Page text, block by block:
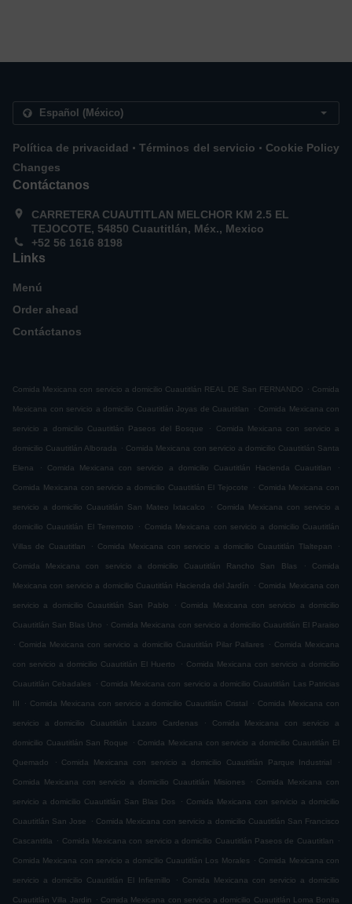
Política de privacidad . Términos del servicio . Cookie Policy
Changes
Contáctanos
CARRETERA CUAUTITLAN MELCHOR KM 2.5 EL
TEJOCOTE, 54850 Cuautitlán, Méx., Mexico
+52 56 1616 8198
Links
Menú
Order ahead
Contáctanos
Comida Mexicana con servicio a domicilio Cuautitlán REAL DE San FERNANDO . Comida
Mexicana con servicio a domicilio Cuautitlán Joyas de Cuautitlan . Comida Mexicana con
servicio a domicilio Cuautitlán Paseos del Bosque . Comida Mexicana con servicio a
domicilio Cuautitlán Alborada . Comida Mexicana con servicio a domicilio Cuautitlán Santa
Elena . Comida Mexicana con servicio a domicilio Cuautitlán Hacienda Cuautitlan .
Comida Mexicana con servicio a domicilio Cuautitlán El Tejocote . Comida Mexicana con
servicio a domicilio Cuautitlán San Mateo Ixtacalco . Comida Mexicana con servicio a
domicilio Cuautitlán El Terremoto . Comida Mexicana con servicio a domicilio Cuautitlán
Villas de Cuautitlan . Comida Mexicana con servicio a domicilio Cuautitlán Tlaltepan .
Comida Mexicana con servicio a domicilio Cuautitlán Rancho San Blas . Comida
Mexicana con servicio a domicilio Cuautitlán Hacienda del Jardín . Comida Mexicana con
servicio a domicilio Cuautitlán San Pablo . Comida Mexicana con servicio a domicilio
Cuautitlán San Blas Uno . Comida Mexicana con servicio a domicilio Cuautitlán El Paraiso
. Comida Mexicana con servicio a domicilio Cuautitlán Pilar Pallares . Comida Mexicana
con servicio a domicilio Cuautitlán El Huerto . Comida Mexicana con servicio a domicilio
Cuautitlán Cebadales . Comida Mexicana con servicio a domicilio Cuautitlán Las Patricias
III . Comida Mexicana con servicio a domicilio Cuautitlán Cristal . Comida Mexicana con
servicio a domicilio Cuautitlán Lazaro Cardenas . Comida Mexicana con servicio a
domicilio Cuautitlán San Roque . Comida Mexicana con servicio a domicilio Cuautitlán El
Quemado . Comida Mexicana con servicio a domicilio Cuautitlán Parque Industrial .
Comida Mexicana con servicio a domicilio Cuautitlán Misiones . Comida Mexicana con
servicio a domicilio Cuautitlán San Blas Dos . Comida Mexicana con servicio a domicilio
Cuautitlán San Jose . Comida Mexicana con servicio a domicilio Cuautitlán San Francisco
Cascantitla . Comida Mexicana con servicio a domicilio Cuautitlán Paseos de Cuautitlan .
Comida Mexicana con servicio a domicilio Cuautitlán Los Morales . Comida Mexicana con
servicio a domicilio Cuautitlán El Infiernillo . Comida Mexicana con servicio a domicilio
Cuautitlán Villa Jardin . Comida Mexicana con servicio a domicilio Cuautitlán Loma Bonita